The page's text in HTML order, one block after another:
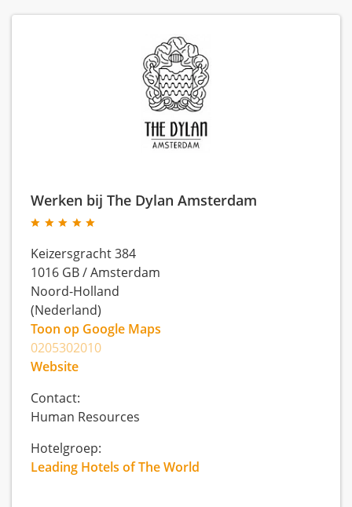
Werken bij The Dylan Amsterdam
Keizersgracht 384
1016 GB/Amsterdam
Noord-Holland
(Nederland)
Toon op Google Maps
0205302010
Website
Contact:
Human Resources
Hotelgroep:
Leading Hotels of The World